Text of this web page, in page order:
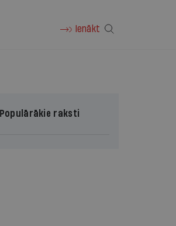
Ienākt
Populārākie raksti